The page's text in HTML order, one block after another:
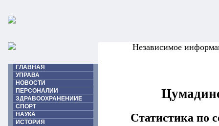
Независимое
ГЛАВНАЯ
УПРАВА
НОВОСТИ
ПЕРСОНАЛИИ
ЗДРАВООХРАНЕНИИЕ
СПОРТ
НАУКА
ИСТОРИЯ
Статистика